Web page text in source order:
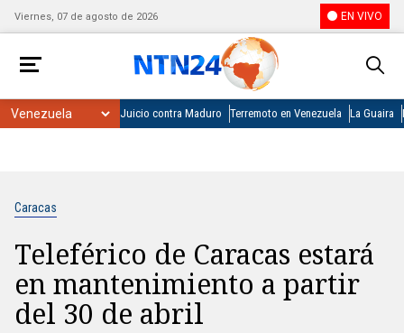
Viernes, 07 de agosto de 2026 EN VIVO
Juicio contra Maduro Terremoto en Venezuela La Guaira
Caracas
Teleférico de Caracas estará
en mantenimiento a partir
del 30 de abril